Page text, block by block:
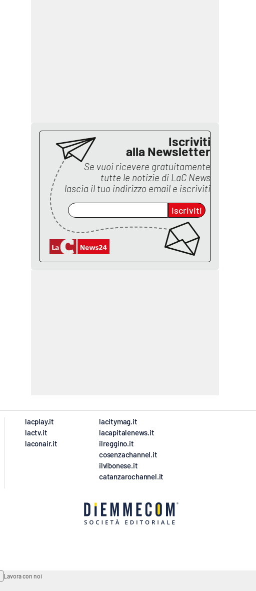
Iscriviti
alla Newsletter
Se vuoi ricevere gratuitamente
tutte le notizie di LaC News
lascia il tuo indirizzo email e iscriviti
Iscriviti
lacplay.it
lactv.it
laconair.it
lacitymag.it
lacapitalenews.it
ilreggino.it
cosenzachannel.it
ilvibonese.it
catanzarochannel.it
Lavora con noi